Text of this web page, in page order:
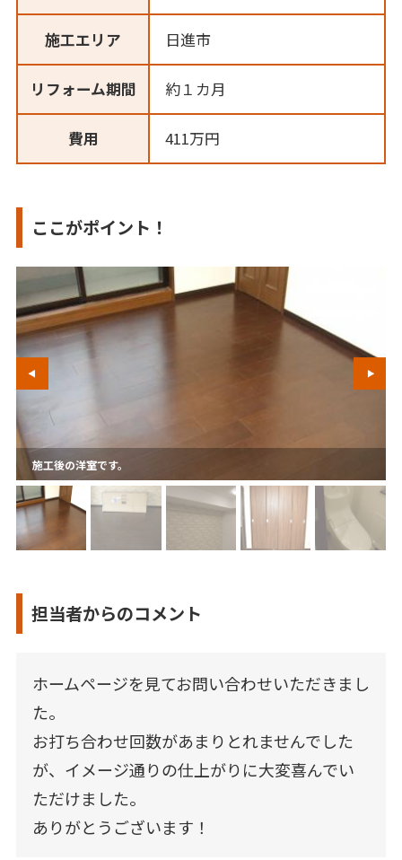
施工エリア 日進市
リフォーム期間 約１カ月
費用 411万円
ここがポイント！
施工後の洋室です。
担当者からのコメント
ホームページを見てお問い合わせいただきまし
た。
お打ち合わせ回数があまりとれませんでした
が、イメージ通りの仕上がりに大変喜んでい
ただけました。
ありがとうございます！